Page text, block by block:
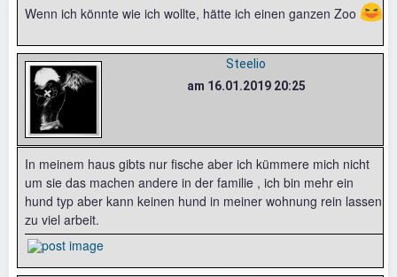
Wenn ich könnte wie ich wollte, hätte ich einen ganzen Zoo 😆
Steelio
am 16.01.2019 20:25
In meinem haus gibts nur fische aber ich kümmere mich nicht
um sie das machen andere in der familie , ich bin mehr ein
hund typ aber kann keinen hund in meiner wohnung rein lassen
zu viel arbeit.